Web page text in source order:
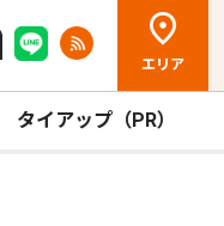
エリア
タイアップ（PR）